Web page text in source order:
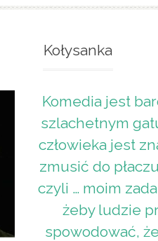
Kołysanka
Komedia jest
szlachetnym
człowieka jest
zmusić do
czyli … moim
żeby ludzie
spowodować,